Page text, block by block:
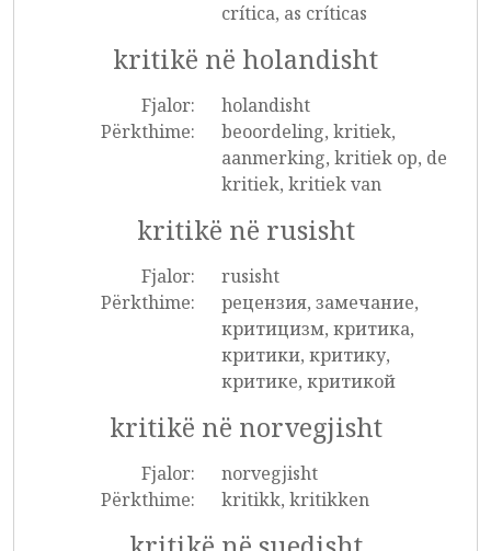
crítica, as críticas
kritikë në holandisht
Fjalor:
holandisht
Përkthime:
beoordeling, kritiek,
aanmerking, kritiek op, de
kritiek, kritiek van
kritikë në rusisht
Fjalor:
rusisht
Përkthime:
рецензия, замечание,
критицизм, критика,
критики, критику,
критике, критикой
kritikë në norvegjisht
Fjalor:
norvegjisht
Përkthime:
kritikk, kritikken